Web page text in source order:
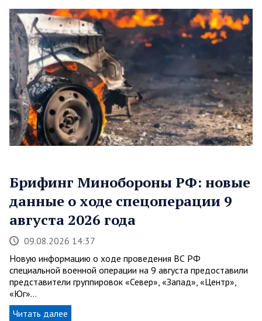
Брифинг Минобороны РФ: новые
данные о ходе спецоперации 9
августа 2026 года
09.08.2026 14:37
Новую информацию о ходе проведения ВС РФ
специальной военной операции на 9 августа предоставили
представители группировок «Север», «Запад», «Центр»,
«Юг»…
Читать далее